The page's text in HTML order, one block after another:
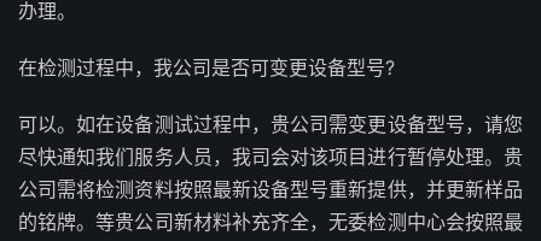
办理。
在检测过程中，我公司是否可变更设备型号?
可以。如在设备测试过程中，贵公司需变更设备型号，请您
尽快通知我们服务人员，我司会对该项目进行暂停处理。贵
公司需将检测资料按照最新设备型号重新提供，并更新样品
的铭牌。等贵公司新材料补充齐全，无委检测中心会按照最